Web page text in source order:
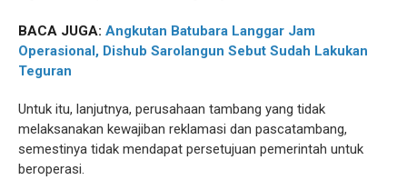
BACA JUGA: Angkutan Batubara Langgar Jam
Operasional, Dishub Sarolangun Sebut Sudah Lakukan
Teguran
Untuk itu, lanjutnya, perusahaan tambang yang tidak
melaksanakan kewajiban reklamasi dan pascatambang,
semestinya tidak mendapat persetujuan pemerintah untuk
beroperasi.